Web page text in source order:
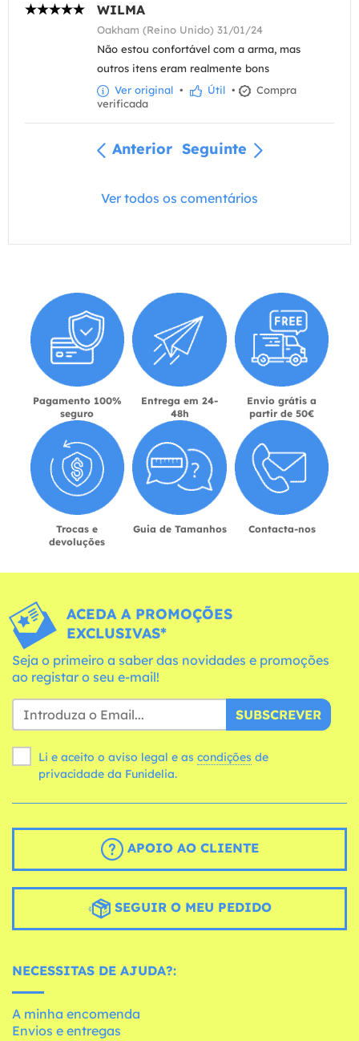
WILMA
Oakham (Reino Unido) 31/01/24
Não estou confortável com a arma, mas
outros itens eram realmente bons
Ver original • Útil •
Compra
verificada
Anterior Seguinte
Ver todos os comentários
Pagamento 100%
seguro
Entrega em 24-
48h
Envio grátis a
partir de 50€
Trocas e
devoluções
Guia de Tamanhos Contacta-nos
ACEDA A PROMOÇÕES
EXCLUSIVAS*
Seja o primeiro a saber das novidades e promoções
ao registar o seu e-mail!
SUBSCREVER
Li e aceito o aviso legal e as condições
privacidade da Funidelia.
APOIO AO CLIENTE
SEGUIR O MEU PEDIDO
NECESSITAS DE AJUDA?:
A minha encomenda
Envios e entregas